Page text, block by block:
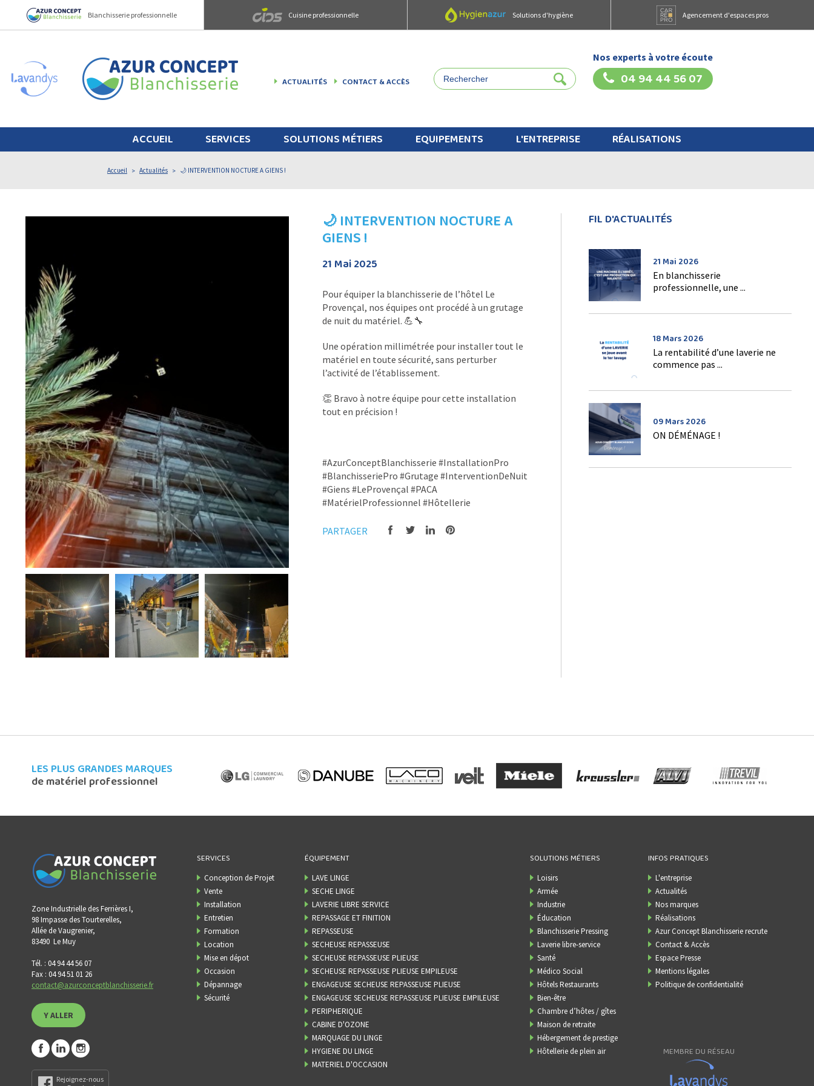
Blanchisserie professionnelle Cuisine professionnelle Solutions d'hygiène Agencement d'espaces pros
ACTUALITÉS CONTACT & ACCÈS
Nos experts à votre écoute
04 94 44 56 07
ACCUEIL SERVICES SOLUTIONS MÉTIERS EQUIPEMENTS L'ENTREPRISE RÉALISATIONS
Accueil Actualités 🌙 INTERVENTION NOCTURE A GIENS !
🌙 INTERVENTION NOCTURE A
GIENS !
21 Mai 2025
Pour équiper la blanchisserie de l’hôtel Le
Provençal, nos équipes ont procédé à un grutage
de nuit du matériel. 💪🔧
Une opération millimétrée pour installer tout le
matériel en toute sécurité, sans perturber
l’activité de l’établissement.
👏 Bravo à notre équipe pour cette installation
tout en précision !
#AzurConceptBlanchisserie #InstallationPro
#BlanchisseriePro #Grutage #InterventionDeNuit
#Giens #LeProvençal #PACA
#MatérielProfessionnel #Hôtellerie
PARTAGER
FIL D'ACTUALITÉS
21 Mai 2026
En blanchisserie
professionnelle, une ...
18 Mars 2026
La rentabilité d’une laverie ne
commence pas ...
09 Mars 2026
ON DÉMÉNAGE !
LES PLUS GRANDES MARQUES
de matériel professionnel
Zone Industrielle des Ferrières I,
98 Impasse des Tourterelles,
Allée de Vaugrenier,
83490 Le Muy
Tél. : 04 94 44 56 07
Fax : 04 94 51 01 26
contact@azurconceptblanchisserie.fr
Y ALLER
Rejoignez-nous
SERVICES
Conception de Projet
Vente
Installation
Entretien
Formation
Location
Mise en dépot
Occasion
Dépannage
Sécurité
ÉQUIPEMENT
LAVE LINGE
SECHE LINGE
LAVERIE LIBRE SERVICE
REPASSAGE ET FINITION
REPASSEUSE
SECHEUSE REPASSEUSE
SECHEUSE REPASSEUSE PLIEUSE
SECHEUSE REPASSEUSE PLIEUSE EMPILEUSE
ENGAGEUSE SECHEUSE REPASSEUSE PLIEUSE
ENGAGEUSE SECHEUSE REPASSEUSE PLIEUSE EMPILEUSE
PERIPHERIQUE
CABINE D'OZONE
MARQUAGE DU LINGE
HYGIENE DU LINGE
MATERIEL D'OCCASION
SOLUTIONS MÉTIERS
Loisirs
Armée
Industrie
Éducation
Blanchisserie Pressing
Laverie libre-service
Santé
Médico Social
Hôtels Restaurants
Bien-être
Chambre d’hôtes / gîtes
Maison de retraite
Hébergement de prestige
Hôtellerie de plein air
INFOS PRATIQUES
L'entreprise
Actualités
Nos marques
Réalisations
Azur Concept Blanchisserie recrute
Contact & Accès
Espace Presse
Mentions légales
Politique de confidentialité
MEMBRE DU RÉSEAU
Panneau de gestion des cookies